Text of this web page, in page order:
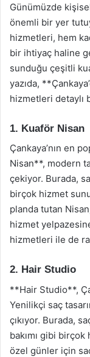
Günümüzde
önemli bir yer
hizmetleri, hem
bir ihtiyaç haline
sunduğu çeşitli
yazıda,
hizmetleri detaylı
1. Kuaför Nisan
Çankaya’nın en
Nisan**, modern
çekiyor. Burada,
birçok hizmet
planda tutan
hizmet
hizmetleri ile de
2. Hair Studio
**Hair Studio**,
Yenilikçi saç
çıkıyor. Burada,
bakımı gibi
özel günler için